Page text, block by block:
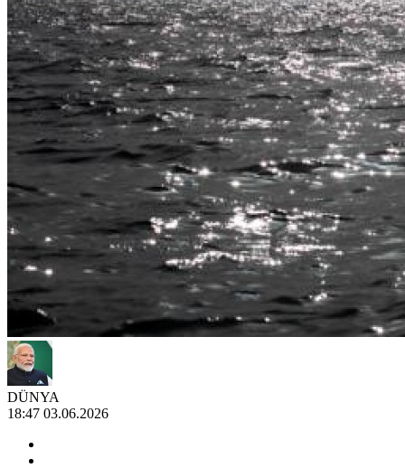
DÜNYA
18:47 03.06.2026